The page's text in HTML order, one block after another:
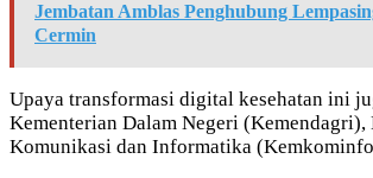
Jembatan Amblas Penghubung
Cermin
Upaya transformasi digital kesehatan ini
Kementerian Dalam Negeri (Kemendagri),
Komunikasi dan Informatika